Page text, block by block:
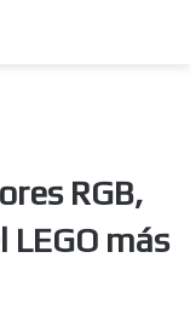
RGB,
más